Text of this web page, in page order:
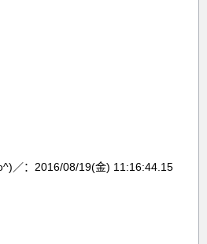
／：2016/08/19(金) 11:16:44.15